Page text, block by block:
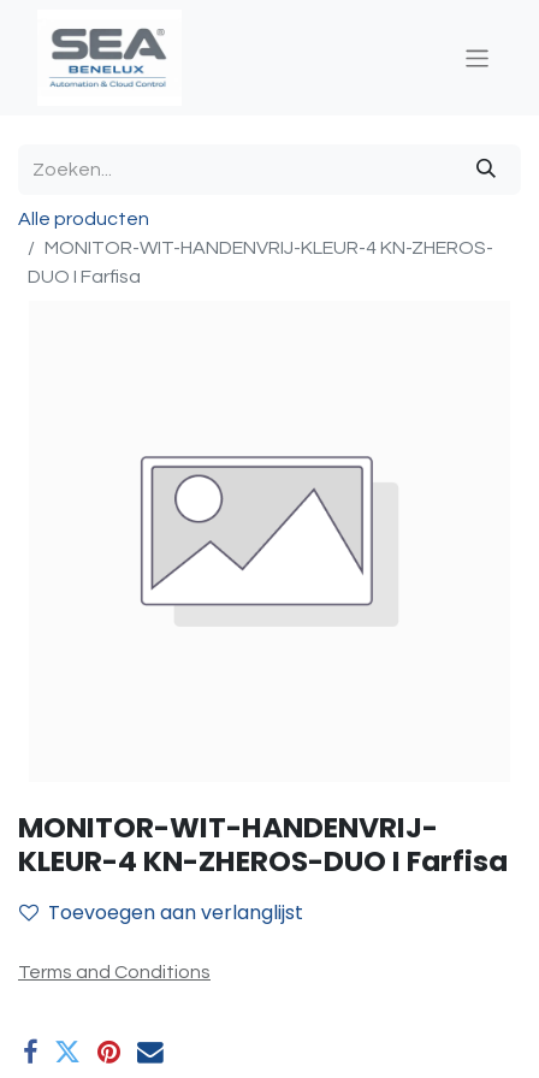
Alle producten
MONITOR-WIT-HANDENVRIJ-KLEUR-4 KN-ZHEROS-
DUO I Farfisa
MONITOR-WIT-HANDENVRIJ-
KLEUR-4 KN-ZHEROS-DUO I Farfisa
Toevoegen aan verlanglijst
Terms and Conditions